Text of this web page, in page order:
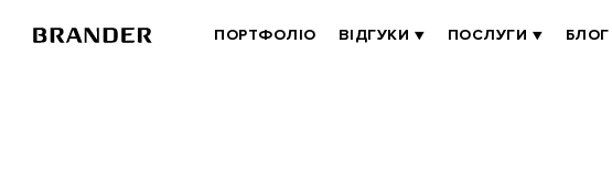
BRANDER
ПОРТФОЛІО ВІДГУКИ ПОСЛУГИ БЛОГ